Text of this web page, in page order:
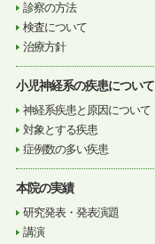
診察の方法
検査について
治療方針
小児神経系の疾患について
神経系疾患と原因について
対象とする疾患
症例数の多い疾患
本院の実績
研究発表・発表演題
講演